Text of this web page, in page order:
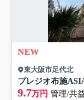
NEW
東大阪市足代北
プレジオ布施
9.7万円 管理/共